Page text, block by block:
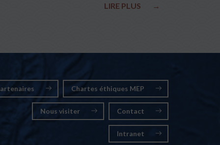
LIRE PLUS →
Chartes éthiques MEP
Nous visiter Contact
Intranet